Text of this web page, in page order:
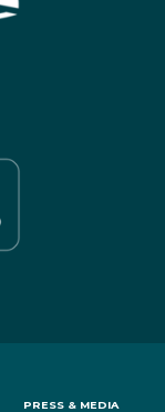
PRESS & MEDIA